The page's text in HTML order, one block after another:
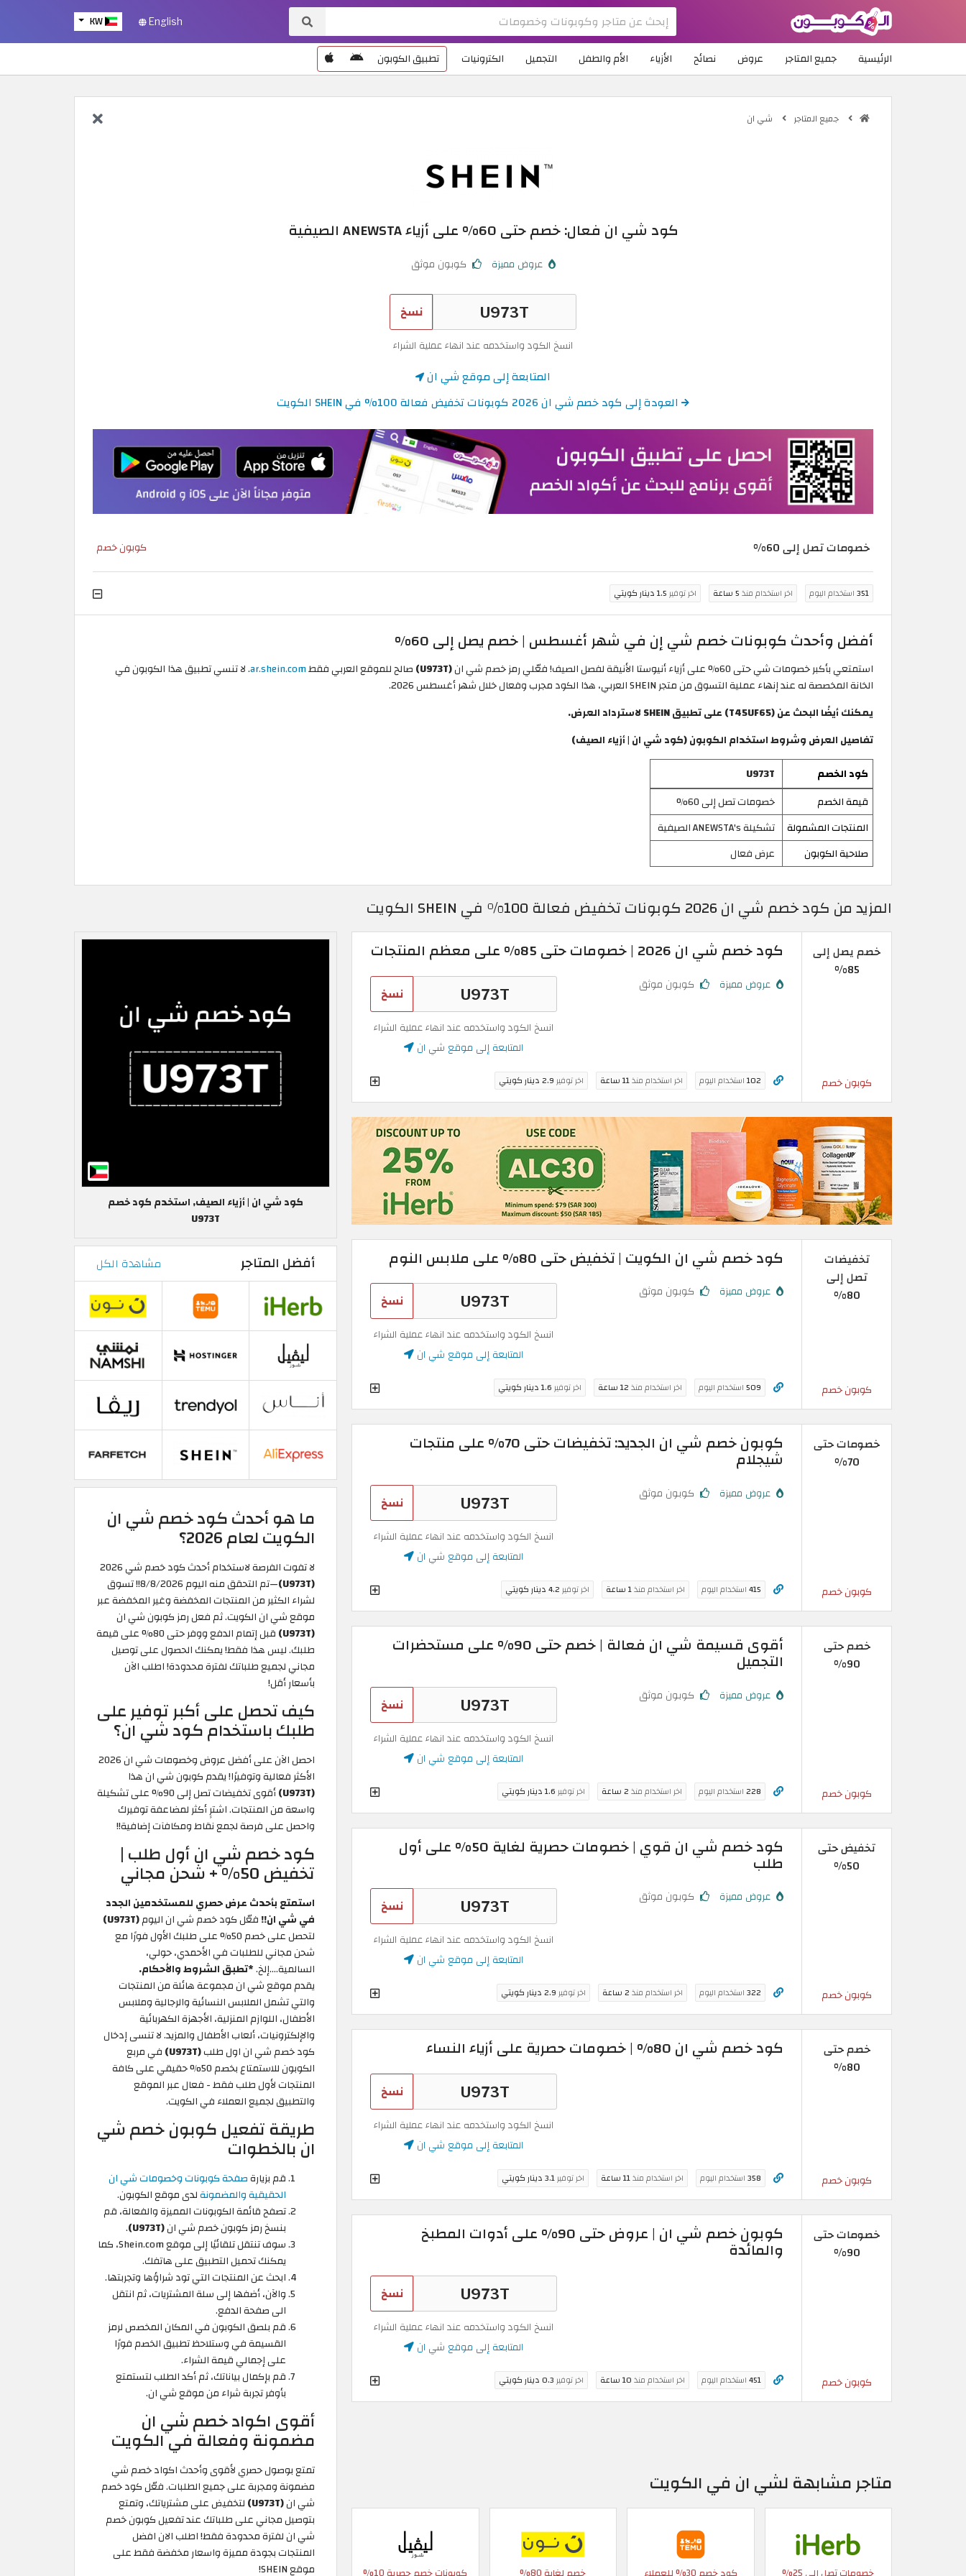
KW English
الرئيسية جميع المتاجر عروض نصائح الأزياء الأم والطفل التجميل الكترونيات تطبيق الكوبون
جميع المتاجر شي ان
كود شي ان فعال: خصم حتى 60% على أزياء ANEWSTA الصيفية
عروض مميزة كوبون موثق
نسخ
انسخ الكود واستخدمه عند انهاء عملية الشراء
المتابعة إلى موقع شي ان
العودة إلى كود خصم شي ان 2026 كوبونات تخفيض فعالة 100% في SHEIN الكويت
خصومات تصل إلى 60% كوبون خصم
351استخدام اليوم اخر استخدام منذ5 ساعة اخر توفير1.5 دينار كويتي
أفضل وأحدث كوبونات خصم شي إن في شهر أغسطس | خصم يصل إلى 60%
استمتعي بأكبر خصومات شي حتى 60% على أزياء أنيوستا الأنيقة لفصل الصيف! فعّلي رمز خصم شي ان (U973T) صالح للموقع العربي فقطar.shein.com. لا تنسي تطبيق هذا الكوبون في
الخانة المخصصة له عند إنهاء عملية التسوق من متجر SHEIN العربي، هذا الكود مجرب وفعال خلال شهر أغسطس 2026.
يمكنك أيضًا البحث عن (T45UF65) على تطبيق SHEIN لاسترداد العرض.
تفاصيل العرض وشروط استخدام الكوبون (كود شي ان | أزياء الصيف)
كود الخصم
U973T
قيمة الخصم
خصومات تصل إلى 60%
المنتجات المشمولة
تشكيلة ANEWSTA's الصيفية
صلاحية الكوبون
عرض فعال
المزيد من كود خصم شي ان 2026 كوبونات تخفيض فعالة 100% في SHEIN الكويت
خصم يصل إلى
85%
كوبون خصم
كود خصم شي ان 2026 | خصومات حتى 85% على معظم المنتجات
عروض مميزة كوبون موثق نسخ
انسخ الكود واستخدمه عند انهاء عملية الشراء
المتابعة إلى موقع شي ان
102استخدام اليوم اخر استخدام منذ11 ساعة اخر توفير2.9 دينار كويتي
تخفيضات
تصل إلى
80%
كوبون خصم
كود خصم شي ان الكويت | تخفيض حتى 80% على ملابس النوم
عروض مميزة كوبون موثق نسخ
انسخ الكود واستخدمه عند انهاء عملية الشراء
المتابعة إلى موقع شي ان
509استخدام اليوم اخر استخدام منذ12 ساعة اخر توفير1.6 دينار كويتي
خصومات حتى
70%
كوبون خصم
كوبون خصم شي ان الجديد: تخفيضات حتى 70% على منتجات
شيجلام
عروض مميزة كوبون موثق نسخ
انسخ الكود واستخدمه عند انهاء عملية الشراء
المتابعة إلى موقع شي ان
415استخدام اليوم اخر استخدام منذ1 ساعة اخر توفير4.2 دينار كويتي
خصم حتى
90%
كوبون خصم
أقوى قسيمة شي ان فعالة | خصم حتى 90% على مستحضرات
التجميل
عروض مميزة كوبون موثق نسخ
انسخ الكود واستخدمه عند انهاء عملية الشراء
المتابعة إلى موقع شي ان
228استخدام اليوم اخر استخدام منذ2 ساعة اخر توفير1.6 دينار كويتي
تخفيض حتى
50%
كوبون خصم
كود خصم شي ان قوي | خصومات حصرية لغاية 50% على أول
طلب
عروض مميزة كوبون موثق نسخ
انسخ الكود واستخدمه عند انهاء عملية الشراء
المتابعة إلى موقع شي ان
322استخدام اليوم اخر استخدام منذ2 ساعة اخر توفير2.9 دينار كويتي
خصم حتى
80%
كوبون خصم
كود خصم شي ان 80% | خصومات حصرية على أزياء النساء
نسخ
انسخ الكود واستخدمه عند انهاء عملية الشراء
المتابعة إلى موقع شي ان
358استخدام اليوم اخر استخدام منذ11 ساعة اخر توفير3.1 دينار كويتي
خصومات حتى
90%
كوبون خصم
كوبون خصم شي ان | عروض حتى 90% على أدوات المطبخ
والمائدة
نسخ
انسخ الكود واستخدمه عند انهاء عملية الشراء
المتابعة إلى موقع شي ان
451استخدام اليوم اخر استخدام منذ10 ساعة اخر توفير0.3 دينار كويتي
متاجر مشابهة لشي ان في الكويت
كود شي ان | أزياء الصيف, استخدم كود خصم
U973T
أفضل المتاجر مشاهدة الكل
ما هو أحدث كود خصم شي ان
الكويت لعام 2026؟
لا تفوت الفرصة لاستخدام أحدث كود خصم شي 2026
(U973T)
—تم التحقق منه اليوم 8/8/2026!! تسوق
لشراء الكثير من المنتجات المخفضة وغير المخفضة عبر
موقع شي ان الكويت. ثم فعل رمز كوبون شي ان
(U973T)
قبل إتمام الدفع ووفر حتى 80% على قيمة
طلبك. ليس هذا فقط! يمكنك الحصول على توصيل
مجاني لجميع طلباتك لفترة محدودة! اطلب الآن
بأسعار أقل!
كيف تحصل على أكبر توفير على
طلبك باستخدام كود شي ان؟
احصل الآن على أفضل عروض وخصومات شي ان 2026
الأكثر فعالية وتوفيرًا! يقدم كوبون شي ان هذا
(U973T)
أقوى تخفيضات تصل إلى 90% على تشكيلة
واسعة من المنتجات. اشترِِ أكثر لمضاعفة توفيرك
واحصل على فرصة لجمع نقاط ومكافآت إضافية!!
كود خصم شي ان أول طلب |
تخفيض 50% + شحن مجاني
استمتع بأحدث عرض حصري للمستخدمين الجدد
في شي ان!! فعّل كود خصم شي ان اليوم(U973T)
لتحصل على خصم 50% على طلبك الأول فورًا مع
شحن مجاني للطلبات في الأحمدي، حولي،
السالمية....إلخ.*تطبق الشروط والأحكام.
يقدم موقع شي ان مجموعة هائلة من المنتجات
والتي تشمل الملابس النسائية والرجالية وملابس
الأطفال، اللوازم المنزلية، الأجهزة الكهربائية
والإلكترونيات، ألعاب الأطفال والمزيد. لا تنسى إدخال
كود خصم شي ان اول طلب(U973T)
في مربع
الكوبون للاستمتاع بخصم 50% حقيقي على كافة
المنتجات لأول طلب فقط - فعال عبر الموقع
والتطبيق لجميع العملاء في الكويت.
طريقة تفعيل كوبون خصم شي
ان بالخطوات
قم بزيارةصفحة كوبونات وخصومات شي ان
الحقيقية والمضمونةلدى موقع الكوبون.
تصفح قائمة الكوبونات المميزة والفعالة، قم
بنسخ رمز كوبون خصم شي ان(U973T)
.
سوف تنتقل تلقائيًا إلى موقع Shein.com، كما
يمكنك تحميل التطبيق على هاتفك.
ابحث عن المنتجات التي تود شراؤها وتجربتها.
والآن، أضفها إلى سلة المشتريات، ثم انتقل
الى صفحة الدفع.
قم بلصق الكوبون في المكان المخصص لرمز
القسيمة في وستلاحظ تطبيق الخصم فورًا
على إجمالي قيمة الشراء.
قم بإكمال بياناتك، ثم أكد الطلب لتستمتع
بأوفر تجربة شراء من موقع شي ان.
أقوى اكواد خصم شي ان
مضمونة وفعالة في الكويت
تمتع بوصول حصري لأقوى وأحدث اكواد خصم شي
مضمونة ومجربة على جميع الطلبات. فعّل كود خصم
شي ان(U973T)
لتخفيض على مشترياتك، وتمتع
بتوصيل مجاني على طلباتك عند تفعيل كوبون خصم
شي ان لفترة محدودة فقط! اطلب الان افضل
المنتجات بجودة مميزة واسعار مخفضة فقط على
موقع SHEIN!